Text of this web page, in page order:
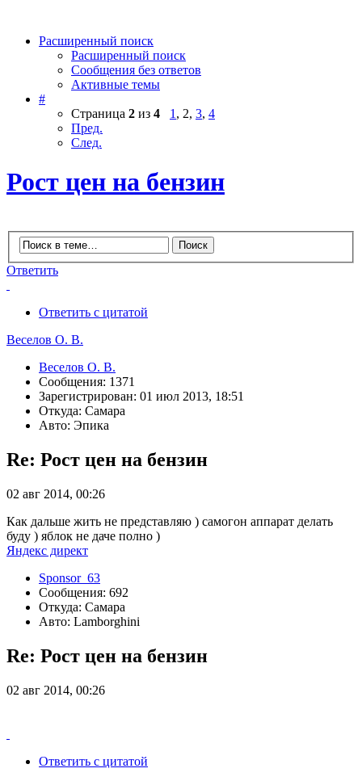
Расширенный поиск
Расширенный поиск
Сообщения без ответов
Активные темы
#
Страница 2 из 4 1 , 2, 3, 4
Пред.
След.
Рост цен на бензин
Ответить
Ответить с цитатой
Веселов О. В.
Веселов О. В.
Сообщения: 1371
Зарегистрирован: 01 июл 2013, 18:51
Откуда: Самара
Авто: Эпика
Re: Рост цен на бензин
02 авг 2014, 00:26
Как дальше жить не представляю ) самогон аппарат делать
буду ) яблок не даче полно )
Яндекс директ
Sponsor_63
Сообщения: 692
Откуда: Самара
Авто: Lamborghini
Re: Рост цен на бензин
02 авг 2014, 00:26
Ответить с цитатой